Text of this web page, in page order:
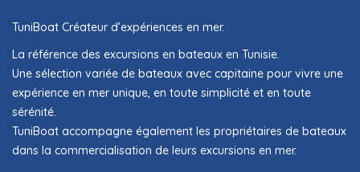
TuniBoat Créateur d’expériences en mer.
La référence des excursions en bateaux en Tunisie.
Une sélection variée de bateaux avec capitaine pour vivre une
expérience en mer unique, en toute simplicité et en toute
sérénité.
TuniBoat accompagne également les propriétaires de bateaux
dans la commercialisation de leurs excursions en mer.